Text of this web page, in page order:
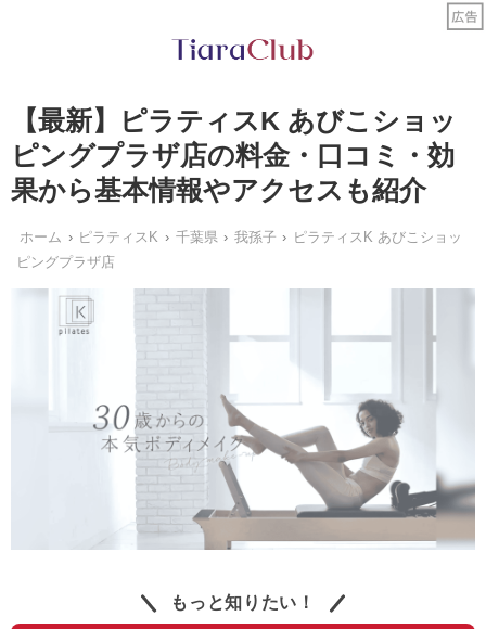
【最新】ピラティスK あびこショッ
ピングプラザ店の料金・口コミ・効
果から基本情報やアクセスも紹介
ホーム ピラティスK 千葉県 我孫子
ピラティスK あびこショッ
ピングプラザ店
もっと知りたい！